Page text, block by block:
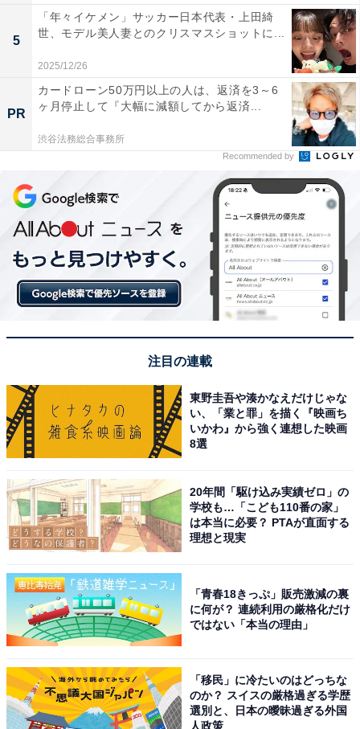
5
「年々イケメン」サッカー日本代表・上田綺
世、モデル美人妻とのクリスマスショットに...
2025/12/26
PR
カードローン50万円以上の人は、返済を3～6
ヶ月停止して『大幅に減額してから返済...
渋谷法務総合事務所
Recommended by
注目の連載
東野圭吾や湊かなえだけじゃな
い、「業と罪」を描く『映画ち
いかわ』から強く連想した映画
8選
20年間「駆け込み実績ゼロ」の
学校も…「こども110番の家」
は本当に必要？ PTAが直面する
理想と現実
「青春18きっぷ」販売激減の裏
に何が？ 連続利用の厳格化だけ
ではない「本当の理由」
「移民」に冷たいのはどっちな
のか？ スイスの厳格過ぎる学歴
選別と、日本の曖昧過ぎる外国
人政策